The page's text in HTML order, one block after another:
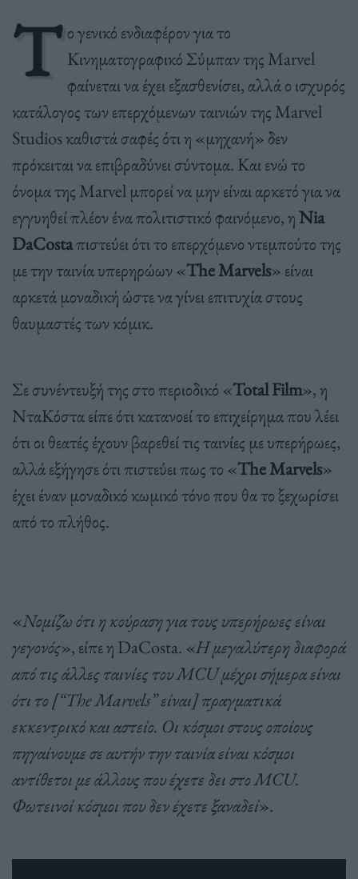
Τ ο γενικό ενδιαφέρον για το
Κινηματογραφικό Σύμπαν της Marvel
φαίνεται να έχει εξασθενίσει, αλλά ο ισχυρός
κατάλογος των επερχόμενων ταινιών της Marvel
Studios καθιστά σαφές ότι η «μηχανή» δεν
πρόκειται να επιβραδύνει σύντομα. Και ενώ το
όνομα της Marvel μπορεί να μην είναι αρκετό για να
εγγυηθεί πλέον ένα πολιτιστικό φαινόμενο, ηNia
DaCostaπιστεύει ότι το επερχόμενο ντεμπούτο της
με την ταινία υπερηρώων «The Marvels» είναι
αρκετά μοναδική ώστε να γίνει επιτυχία στους
θαυμαστές των κόμικ.
Σε συνέντευξή της στο περιοδικό «Total Film», η
ΝταΚόστα είπε ότι κατανοεί το επιχείρημα που λέει
ότι οι θεατές έχουν βαρεθεί τις ταινίες με υπερήρωες,
αλλά εξήγησε ότι πιστεύει πως το «The Marvels»
έχει έναν μοναδικό κωμικό τόνο που θα το ξεχωρίσει
από το πλήθος.
«Νομίζω ότι η κούραση για τους υπερήρωες είναι
γεγονός», είπε η DaCosta. «Η μεγαλύτερη διαφορά
από τις άλλες ταινίες του MCU μέχρι σήμερα είναι
ότι το [“The Marvels” είναι] πραγματικά
εκκεντρικό και αστείο. Οι κόσμοι στους οποίους
πηγαίνουμε σε αυτήν την ταινία είναι κόσμοι
αντίθετοι με άλλους που έχετε δει στο MCU.
Φωτεινοί κόσμοι που δεν έχετε ξαναδεί».